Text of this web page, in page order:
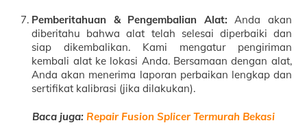
Pemberitahuan & Pengembalian Alat: Anda akan
diberitahu bahwa alat telah selesai diperbaiki dan
siap dikembalikan. Kami mengatur pengiriman
kembali alat ke lokasi Anda. Bersamaan dengan alat,
Anda akan menerima laporan perbaikan lengkap dan
sertifikat kalibrasi (jika dilakukan).
Baca juga: Repair Fusion Splicer Termurah Bekasi